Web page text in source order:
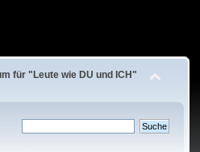
für "Leute wie DU und ICH"